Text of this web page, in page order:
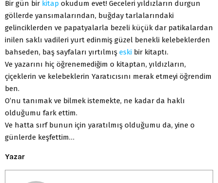
Bir gün bir kitap okudum evet! Geceleri yıldızların durgun
göllerde yansımalarından, buğday tarlalarındaki
gelinciklerden ve papatyalarla bezeli küçük dar patikalardan
inilen saklı vadileri yurt edinmiş güzel benekli kelebeklerden
bahseden, baş sayfaları yırtılmış eski bir kitaptı.
Ve yazarını hiç öğrenemediğim o kitaptan, yıldızların,
çiçeklerin ve kelebeklerin Yaratıcısını merak etmeyi öğrendim
ben.
O’nu tanımak ve bilmek istemekte, ne kadar da haklı
olduğumu fark ettim.
Ve hatta sırf bunun için yaratılmış olduğumu da, yine o
günlerde keşfettim…
Yazar